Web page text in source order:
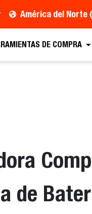
América del Norte
DE COMPRA
de